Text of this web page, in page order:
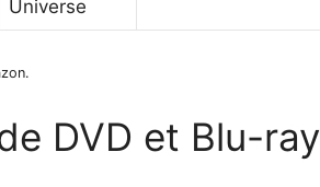
Universe
DVD et Blu-ray